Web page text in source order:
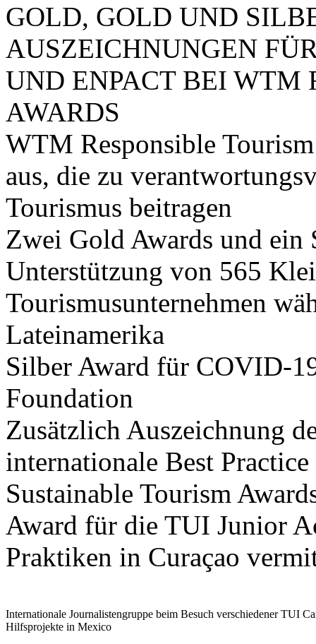
GOLD, GOLD UND
AUSZEICHNUNGEN
UND ENPACT BEI WTM
AWARDS
WTM Responsible
aus, die zu
Tourismus beitragen
Zwei Gold Awards und
Unterstützung von 565
Tourismusunternehmen
Lateinamerika
Silber Award für COVID-
Foundation
Zusätzlich Auszeichnung
internationale Best
Sustainable Tourism
Award für die TUI Junior
Praktiken in Curaçao
Internationale Journalistengruppe beim Besuch verschiedener TUI
Hilfsprojekte in Mexico